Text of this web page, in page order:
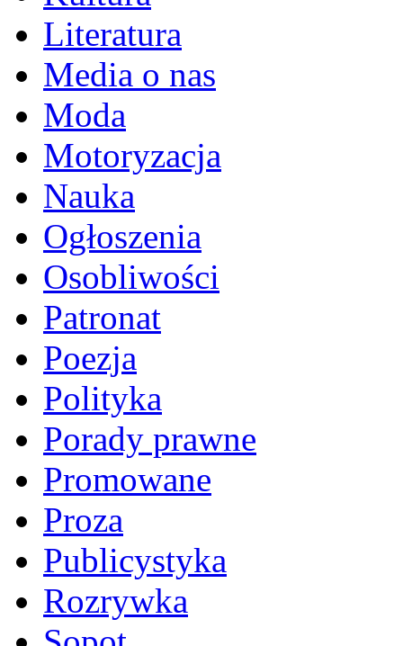
Literatura
Media o nas
Moda
Motoryzacja
Nauka
Ogłoszenia
Osobliwości
Patronat
Poezja
Polityka
Porady prawne
Promowane
Proza
Publicystyka
Rozrywka